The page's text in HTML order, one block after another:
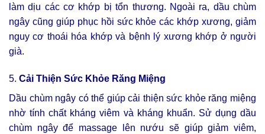
làm dịu các cơ khớp bị tổn thương. Ngoài ra, dầu chùm
ngây cũng giúp phục hồi sức khỏe các khớp xương, giảm
nguy cơ thoái hóa khớp và bệnh lý xương khớp ở người
già.
5. Cải Thiện Sức Khỏe Răng Miệng
Dầu chùm ngây có thể giúp cải thiện sức khỏe răng miệng
nhờ tính chất kháng viêm và kháng khuẩn. Sử dụng dầu
chùm ngây để massage lên nướu sẽ giúp giảm viêm,